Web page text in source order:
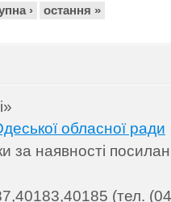
› остання »
обласної ради
за наявності
(тел.